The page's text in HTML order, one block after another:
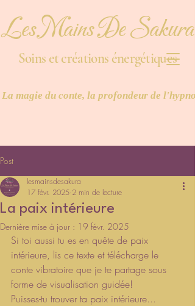
Les Mains De Sakura
Soins et créations énergétiques
La magie du conte, la profondeur de
Post
La paix intérieure
lesmainsdesakura
17 févr. 2025 2 min de lecture
Dernière mise à jour : 19 févr. 2025
Si toi aussi tu es en quête de paix
intérieure, lis ce texte et télécharge le
conte vibratoire que je te partage sous
forme de visualisation guidée!
Puisses-tu trouver ta paix intérieure...